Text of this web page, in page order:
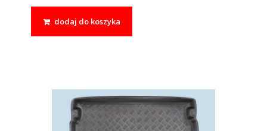
dodaj do koszyka